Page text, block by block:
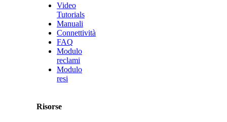
Video
Tutorials
Manuali
Connettività
FAQ
Modulo
reclami
Modulo
resi
Risorse